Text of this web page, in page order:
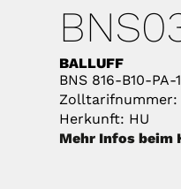
BALLUFF
BNS 816-B10-
Zolltarifnummer:
Herkunft: HU
Mehr Infos beim